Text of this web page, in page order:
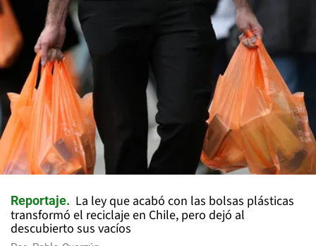
Reportaje
La ley que acabó con las bolsas plásticas
transformó el reciclaje en Chile, pero dejó al
descubierto sus vacíos